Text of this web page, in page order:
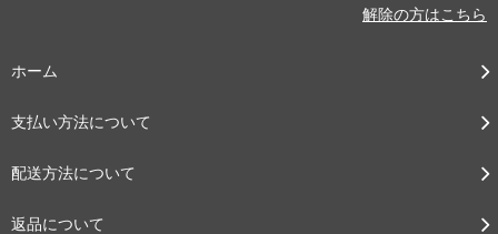
解除の方はこちら
ホーム
支払い方法について
配送方法について
返品について